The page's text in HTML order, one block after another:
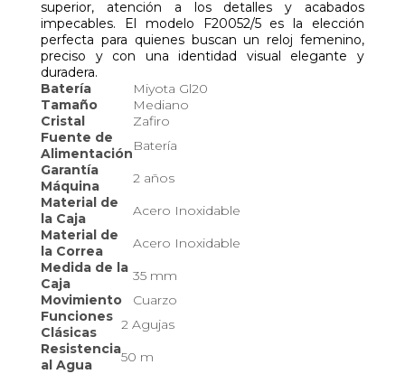
superior, atención a los detalles y acabados
impecables. El modelo F20052/5 es la elección
perfecta para quienes buscan un reloj femenino,
preciso y con una identidad visual elegante y
duradera.
Batería
Miyota Gl20
Tamaño
Mediano
Cristal
Zafiro
Fuente de
AlimentaciónBatería
Garantía
Máquina
2 años
Material de
la Caja
Acero Inoxidable
Material de
la Correa
Acero Inoxidable
Medida de la
Caja
35 mm
Movimiento
Cuarzo
Funciones
Clásicas
2 Agujas
Resistencia
al Agua
50 m